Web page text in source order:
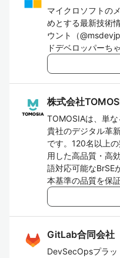
マイクロソフトの
めとする最新技術
ウント（
ドデベロッパーち
株式会社
TOMOSIAは、単な
貴社のデジタル革
です。120名以上
用した高品質・高
語対応可能なBrSE
本基準の品質を保証
GitLab合同会社
DevSecOpsプラッ